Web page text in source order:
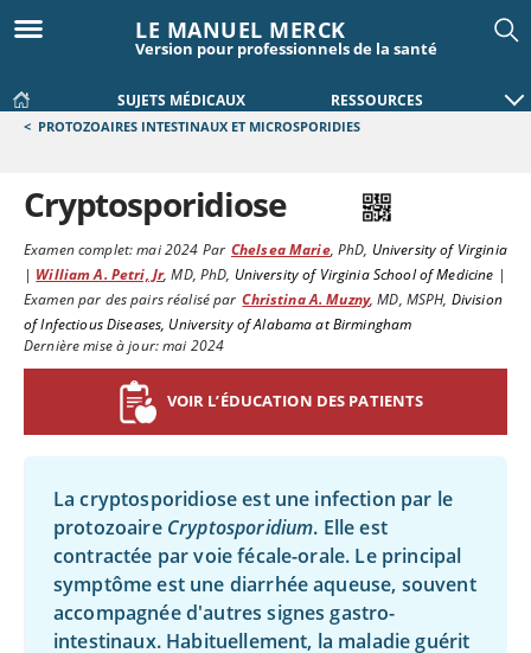
LE MANUEL MERCK
Version pour professionnels de la santé
SUJETS MÉDICAUX RESSOURCES
< PROTOZOAIRES INTESTINAUX ET MICROSPORIDIES
Cryptosporidiose
Examen complet:mai 2024 Par Chelsea Marie,PhD, University of Virginia
| William A. Petri, Jr,MD, PhD, University of Virginia School of Medicine |
Examen par des pairs réalisé par Christina A. Muzny,MD, MSPH, Division
of Infectious Diseases, University of Alabama at Birmingham
Dernière mise à jour: mai 2024
VOIR L’ÉDUCATION DES PATIENTS
La cryptosporidiose est une infection par le
protozoaire Cryptosporidium. Elle est
contractée par voie fécale-orale. Le principal
symptôme est une diarrhée aqueuse, souvent
accompagnée d'autres signes gastro-
intestinaux. Habituellement, la maladie guérit